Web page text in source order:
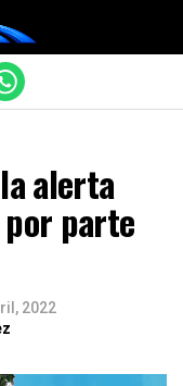
alerta
parte
2022